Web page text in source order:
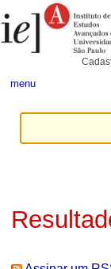
para
conteúdo.
Pessoais
menu